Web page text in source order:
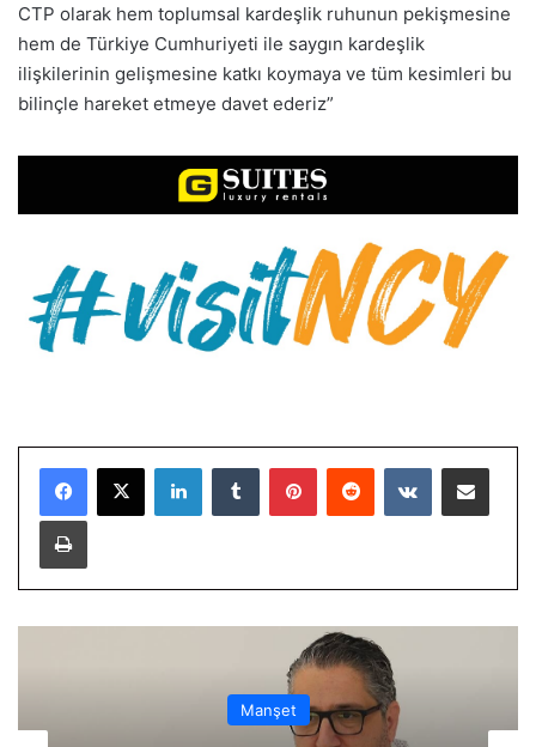
CTP olarak hem toplumsal kardeşlik ruhunun pekişmesine
hem de Türkiye Cumhuriyeti ile saygın kardeşlik
ilişkilerinin gelişmesine katkı koymaya ve tüm kesimleri bu
bilinçle hareket etmeye davet ederiz”
LinkedInTumblr PinterestReddit VKontakteE-Posta ile paylaş
Yazdır
Manşet